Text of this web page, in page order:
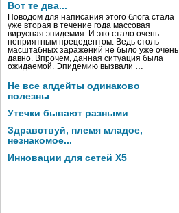
Вот те два...
Поводом для написания этого блога стала
уже вторая в течение года массовая
вирусная эпидемия. И это стало очень
неприятным прецедентом. Ведь столь
масштабных заражений не было уже очень
давно. Впрочем, данная ситуация была
ожидаемой. Эпидемию вызвали …
Не все апдейты одинаково
полезны
Утечки бывают разными
Здравствуй, племя младое,
незнакомое...
Инновации для сетей X5